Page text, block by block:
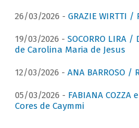
26/03/2026 - GRAZIE WIRTTI
19/03/2026 - SOCORRO LIRA
de Carolina Maria de Jesus
12/03/2026 - ANA BARROSO /
05/03/2026 - FABIANA COZZA
Cores de Caymmi